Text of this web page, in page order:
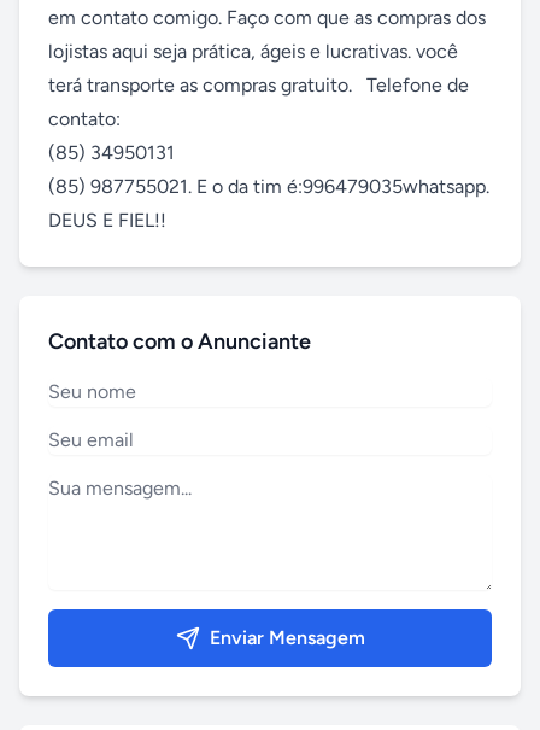
em contato comigo. Faço com que as compras dos
lojistas aqui seja prática, ágeis e lucrativas. você
terá transporte as compras gratuito.   Telefone de
contato:
(85) 34950131
(85) 987755021. E o da tim é:996479035whatsapp.
DEUS E FIEL!!
Contato com o Anunciante
Enviar Mensagem